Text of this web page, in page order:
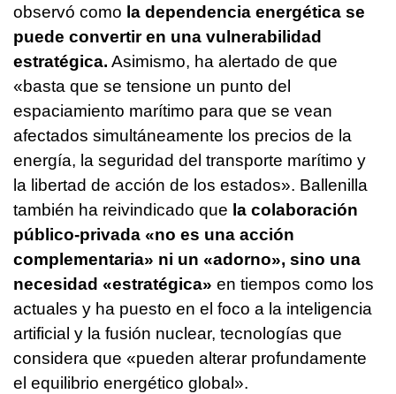
observó como la dependencia energética se
puede convertir en una vulnerabilidad
estratégica. Asimismo, ha alertado de que
«basta que se tensione un punto del
espaciamiento marítimo para que se vean
afectados simultáneamente los precios de la
energía, la seguridad del transporte marítimo y
la libertad de acción de los estados». Ballenilla
también ha reivindicado que la colaboración
público-privada «no es una acción
complementaria» ni un «adorno», sino una
necesidad «estratégica» en tiempos como los
actuales y ha puesto en el foco a la inteligencia
artificial y la fusión nuclear, tecnologías que
considera que «pueden alterar profundamente
el equilibrio energético global».